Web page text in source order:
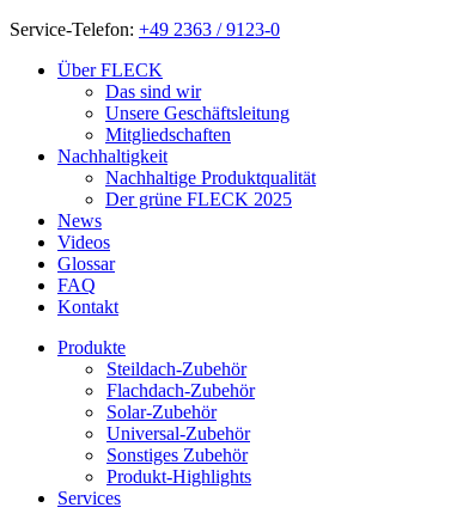
Service-Telefon: +49 2363 / 9123-0
Über FLECK
Das sind wir
Unsere Geschäftsleitung
Mitgliedschaften
Nachhaltigkeit
Nachhaltige Produktqualität
Der grüne FLECK 2025
News
Videos
Glossar
FAQ
Kontakt
Produkte
Steildach-Zubehör
Flachdach-Zubehör
Solar-Zubehör
Universal-Zubehör
Sonstiges Zubehör
Produkt-Highlights
Services